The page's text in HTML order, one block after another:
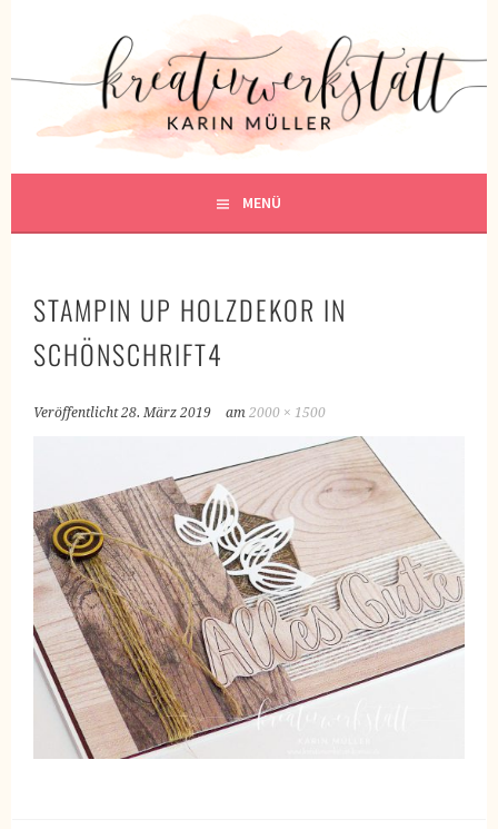
KREATIVWERKSTATT
KREATIV SEIN
MENÜ
STAMPIN UP HOLZDEKOR IN
SCHÖNSCHRIFT4
Veröffentlicht28. März 2019 am2000 × 1500